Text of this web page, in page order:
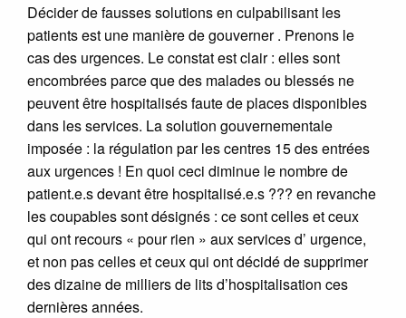
Décider de fausses solutions en culpabilisant les
patients est une manière de gouverner . Prenons le
cas des urgences. Le constat est clair : elles sont
encombrées parce que des malades ou blessés ne
peuvent être hospitalisés faute de places disponibles
dans les services. La solution gouvernementale
imposée : la régulation par les centres 15 des entrées
aux urgences ! En quoi ceci diminue le nombre de
patient.e.s devant être hospitalisé.e.s ??? en revanche
les coupables sont désignés : ce sont celles et ceux
qui ont recours « pour rien » aux services d’ urgence,
et non pas celles et ceux qui ont décidé de supprimer
des dizaine de milliers de lits d’hospitalisation ces
dernières années.